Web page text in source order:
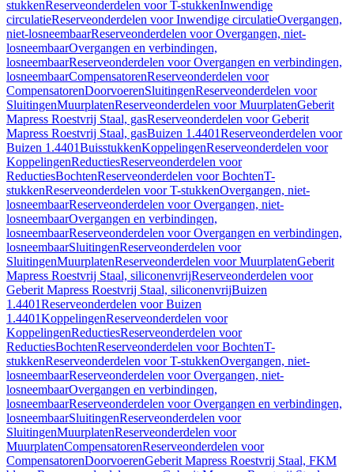
stukkenReserveonderdelen voor T-stukkenInwendige
circulatieReserveonderdelen voor Inwendige circulatieOvergangen,
niet-losneembaarReserveonderdelen voor Overgangen, niet-
losneembaarOvergangen en verbindingen,
losneembaarReserveonderdelen voor Overgangen en verbindingen,
losneembaarCompensatorenReserveonderdelen voor
CompensatorenDoorvoerenSluitingenReserveonderdelen voor
SluitingenMuurplatenReserveonderdelen voor MuurplatenGeberit
Mapress Roestvrij Staal, gasReserveonderdelen voor Geberit
Mapress Roestvrij Staal, gasBuizen 1.4401Reserveonderdelen voor
Buizen 1.4401BuisstukkenKoppelingenReserveonderdelen voor
KoppelingenReductiesReserveonderdelen voor
ReductiesBochtenReserveonderdelen voor BochtenT-
stukkenReserveonderdelen voor T-stukkenOvergangen, niet-
losneembaarReserveonderdelen voor Overgangen, niet-
losneembaarOvergangen en verbindingen,
losneembaarReserveonderdelen voor Overgangen en verbindingen,
losneembaarSluitingenReserveonderdelen voor
SluitingenMuurplatenReserveonderdelen voor MuurplatenGeberit
Mapress Roestvrij Staal, siliconenvrijReserveonderdelen voor
Geberit Mapress Roestvrij Staal, siliconenvrijBuizen
1.4401Reserveonderdelen voor Buizen
1.4401KoppelingenReserveonderdelen voor
KoppelingenReductiesReserveonderdelen voor
ReductiesBochtenReserveonderdelen voor BochtenT-
stukkenReserveonderdelen voor T-stukkenOvergangen, niet-
losneembaarReserveonderdelen voor Overgangen, niet-
losneembaarOvergangen en verbindingen,
losneembaarReserveonderdelen voor Overgangen en verbindingen,
losneembaarSluitingenReserveonderdelen voor
SluitingenMuurplatenReserveonderdelen voor
MuurplatenCompensatorenReserveonderdelen voor
CompensatorenDoorvoerenGeberit Mapress Roestvrij Staal, FKM